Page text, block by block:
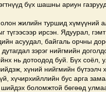
бүх шашны ариун
жилийн туршид хүмүүний
түгээсээр ирсэн. Ядуурал,
асуудал, байгаль орчны
зэрэг нийгмийн
нь дотоодод буй. Бүх соёл,
хүний нийгмийн бүтээлч
хүчирхийллийн бус арга
боломжтой бөгөөд